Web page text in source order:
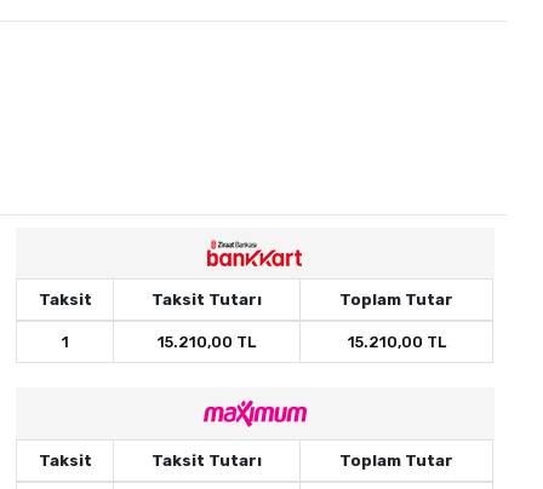
Taksit Taksit Tutarı Toplam Tutar
1 15.210,00 TL 15.210,00 TL
Taksit Taksit Tutarı Toplam Tutar